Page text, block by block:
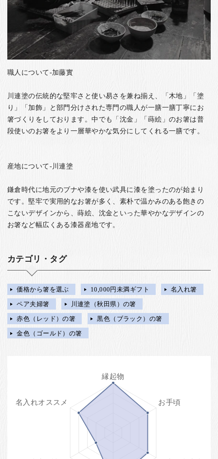
職人について-加藤實
川連塗の伝統的な堅牢さと使い易さを兼ね揃え、「木地」「塗
り」「加飾」と部門分けされた専門の職人が一膳一膳丁寧にお
箸づくりをしております。中でも「沈金」「蒔絵」のお箸は普
段使いのお箸をより一層華やかな気分にしてくれる一膳です。
産地について-川連塗
鎌倉時代に地元のブナや漆を使い武具に漆を塗ったのが始まり
です。堅牢で実用的なお箸が多く、素朴で温かみのある飽きの
こないデザインから、蒔絵、沈金といった華やかなデザインの
お箸など幅広くある漆器産地です。
カテゴリ・タグ
価格から箸を選ぶ 10,000円未満ギフト
名入れ箸
ペア夫婦箸
川連塗（秋田県）の箸
赤色（レッド）の箸
黒色（ブラック）の箸
金色（ゴールド）の箸